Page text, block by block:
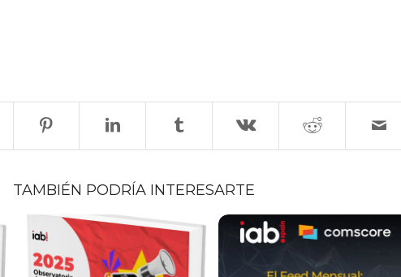
TAMBIÉN PODRÍA INTERESARTE